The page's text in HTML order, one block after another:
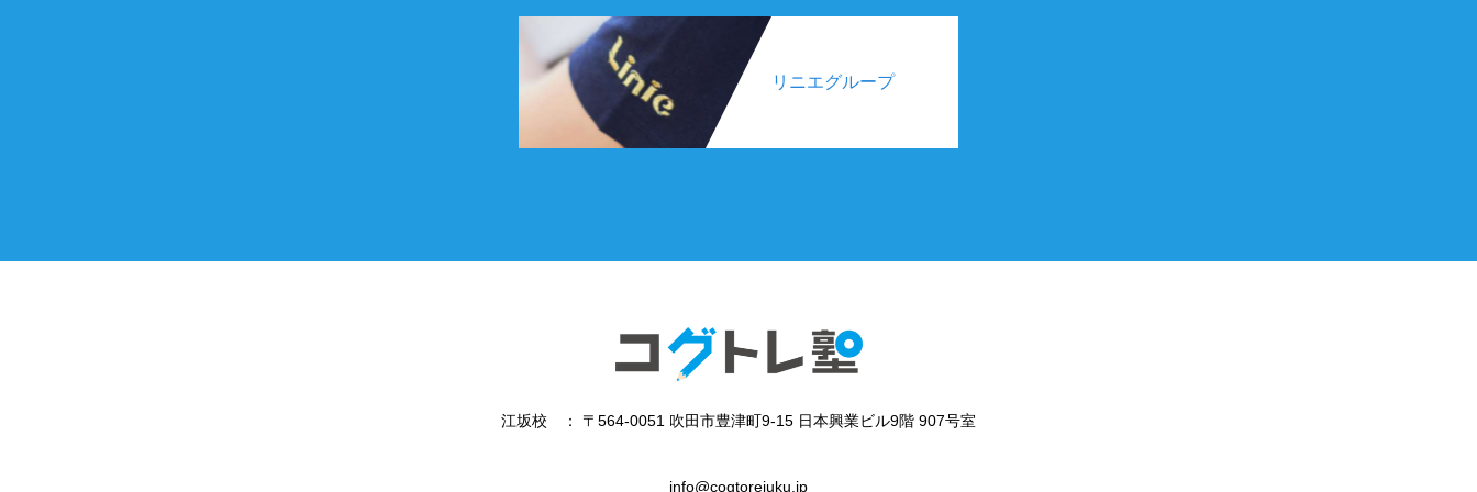
リニエグループ
江坂校 ： 〒564-0051 吹田市豊津町9-15 日本興業ビル9階 907号室
info@cogtorejuku.jp